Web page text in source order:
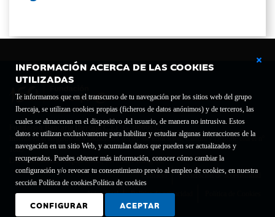
INFORMACIÓN ACERCA DE LAS COOKIES
UTILIZADAS
Te informamos que en el transcurso de tu navegación por los sitios web del grupo
Ibercaja, se utilizan cookies propias (ficheros de datos anónimos) y de terceros, las
cuales se almacenan en el dispositivo del usuario, de manera no intrusiva. Estos
datos se utilizan exclusivamente para habilitar y estudiar algunas interacciones de la
navegación en un sitio Web, y acumulan datos que pueden ser actualizados y
recuperados. Puedes obtener más información, conocer cómo cambiar la
configuración y/o revocar tu consentimiento previo al empleo de cookies, en nuestra
sección Política de cookiesPolítica de cookies
CONFIGURAR ACEPTAR
Fundación Bancaria Ibercaja C.I.F. G-50000652.
Inscrita en el Registro de Fundaciones del Mº de Educación, Cultura y Deporte con el nº
1689.
Domicilio social: Joaquín Costa, 13. 50001 Zaragoza.
Contacto
Declaración de accesibilidad
Aviso legal Política de privacidad